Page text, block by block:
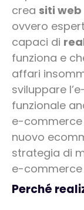
crea siti
ovvero
capaci di
funziona e
affari
sviluppare
funzionale
e-commerce
nuovo
strategia di
e-
Perché